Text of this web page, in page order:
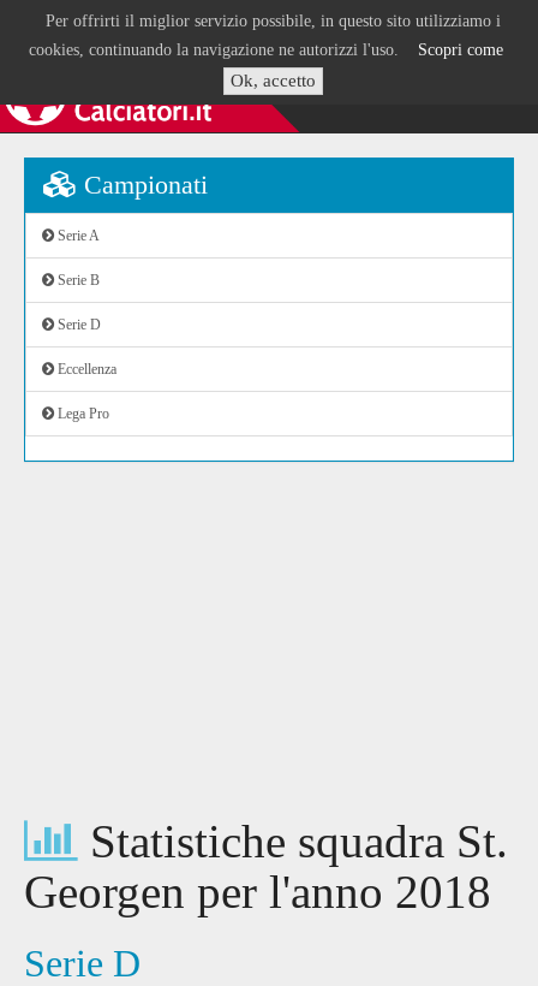
Per offrirti il miglior servizio possibile, in questo sito utilizziamo i
cookies, continuando la navigazione ne autorizzi l'uso. Scopri come
Ok, accetto
Campionati
Serie A
Serie B
Serie D
Eccellenza
Lega Pro
Statistiche squadra St.
Georgen per l'anno 2018
Serie D